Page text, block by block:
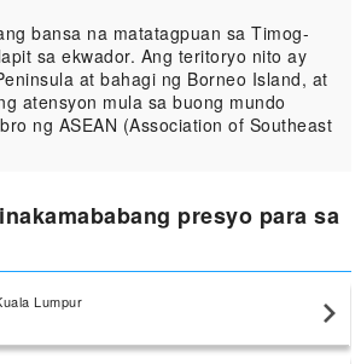
bansa na matatagpuan sa Timog-
sa ekwador. Ang teritoryo nito ay
at bahagi ng Borneo Island, at
atensyon mula sa buong mundo
ng ASEAN (Association of Southeast
presyo para sa
Lumpur